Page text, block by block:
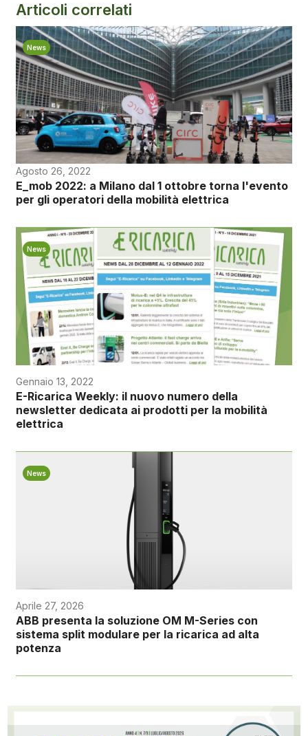
Articoli correlati
News
Agosto 26, 2022
E_mob 2022: a Milano dal 1 ottobre torna l'evento
per gli operatori della mobilità elettrica
News
Gennaio 13, 2022
E-Ricarica Weekly: il nuovo numero della
newsletter dedicata ai prodotti per la mobilità
elettrica
News
Aprile 27, 2026
ABB presenta la soluzione OM M-Series con
sistema split modulare per la ricarica ad alta
potenza